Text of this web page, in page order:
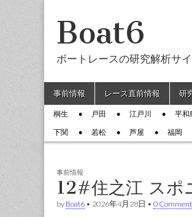
Boat6
ボートレースの研究解析サイ
Main menu
Skip to content
事前情報 レース直前情報 研
Sub menu
桐生 戸田 江戸川 平和
下関 若松 芦屋 福岡
事前情報
12#住之江 スポ
by Boat6 • 2026年4月28日 • 0